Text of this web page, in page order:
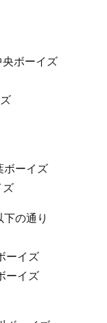
ボーイズ
ボーイズ
ズ
の通り
ーイズ
ーイズ